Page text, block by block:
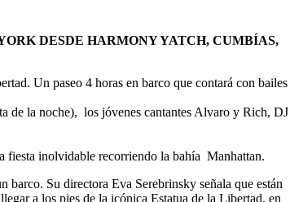
DESDE HARMONY YATCH, CUMBÍAS,
Un paseo 4 horas en barco que contará con bailes
de la noche), los jóvenes cantantes Alvaro y Rich, DJ
fiesta inolvidable recorriendo la bahía Manhattan.
Su directora Eva Serebrinsky señala que están
a los pies de la icónica Estatua de la Libertad, en